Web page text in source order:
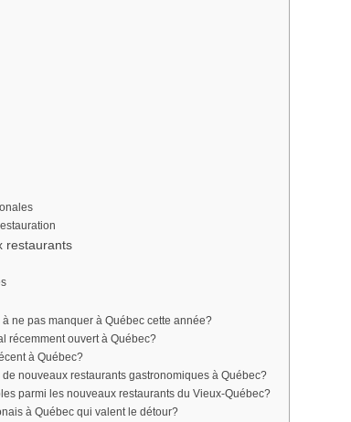
restaurants
ne pas manquer à Québec cette année?
récemment ouvert à Québec?
à Québec?
nouveaux restaurants gastronomiques à Québec?
parmi les nouveaux restaurants du Vieux-Québec?
à Québec qui valent le détour?